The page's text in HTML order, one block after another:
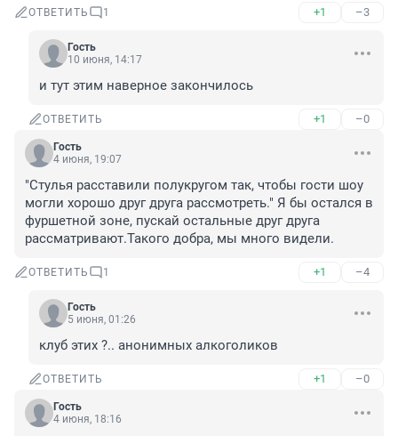
ОТВЕТИТЬ 1 +1 –3
Гость
10 июня, 14:17
и тут этим наверное закончилось
ОТВЕТИТЬ +1 –0
Гость
4 июня, 19:07
"Стулья расставили полукругом так, чтобы гости шоу
могли хорошо друг друга рассмотреть." Я бы остался в
фуршетной зоне, пускай остальные друг друга
рассматривают.Такого добра, мы много видели.
ОТВЕТИТЬ 1 +1 –4
Гость
5 июня, 01:26
клуб этих ?.. анонимных алкоголиков
ОТВЕТИТЬ +1 –0
Гость
4 июня, 18:16